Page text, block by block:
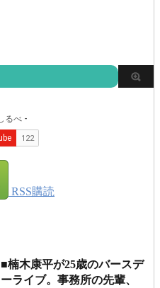
RSS購読
■楠木康平が25歳のバースデ
ーライブ。事務所の先輩、